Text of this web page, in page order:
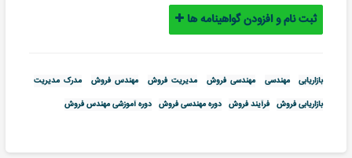
ثبت نام و افزودن گواهینامه ها
بازاریابی مهندسی مهندسی فروش مدیریت فروش مهندس فروش
مدرک مدیریت
بازاریابی فروش فرآیند فروش دوره مهندسی فروش دوره آموزشی مهندس فروش